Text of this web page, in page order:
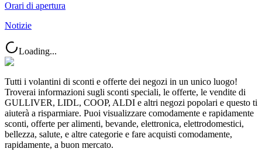
Orari di apertura
Notizie
Loading...
Tutti i volantini di sconti e offerte dei negozi in un unico luogo!
Troverai informazioni sugli sconti speciali, le offerte, le vendite di
GULLIVER, LIDL, COOP, ALDI e altri negozi popolari e questo ti
aiuterà a risparmiare. Puoi visualizzare comodamente e rapidamente
sconti, offerte per alimenti, bevande, elettronica, elettrodomestici,
bellezza, salute, e altre categorie e fare acquisti comodamente,
rapidamente, a buon mercato.